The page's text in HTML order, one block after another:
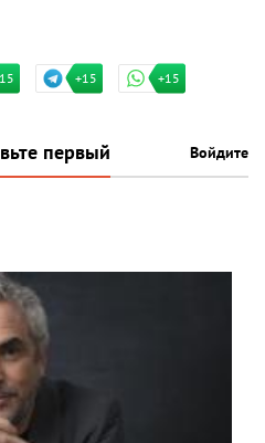
+15 +15
первый Войдите